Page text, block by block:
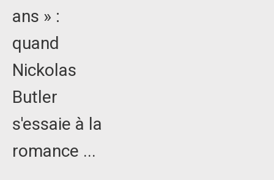
ans » :
quand
Nickolas
Butler
s'essaie à la
romance ...